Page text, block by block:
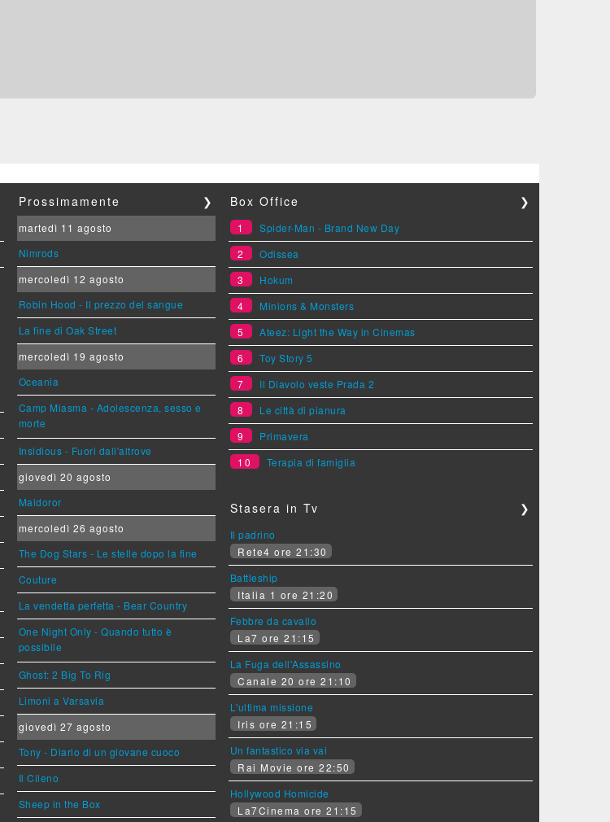
Prossimamente ❯
martedì 11 agosto
Nimrods
mercoledì 12 agosto
Robin Hood - Il prezzo del sangue
La fine di Oak Street
mercoledì 19 agosto
Oceania
Camp Miasma - Adolescenza, sesso e
morte
Insidious - Fuori dall'altrove
giovedì 20 agosto
Maldoror
mercoledì 26 agosto
The Dog Stars - Le stelle dopo la fine
Couture
La vendetta perfetta - Bear Country
One Night Only - Quando tutto è
possibile
Ghost: 2 Big To Rig
Limoni a Varsavia
giovedì 27 agosto
Tony - Diario di un giovane cuoco
Il Cileno
Sheep in the Box
Box Office ❯
1
Spider-Man - Brand New Day
2
Odissea
3
Hokum
4
Minions & Monsters
5
Ateez: Light the Way in Cinemas
6
Toy Story 5
7
Il Diavolo veste Prada 2
8
Le città di pianura
9
Primavera
10
Terapia di famiglia
Stasera in Tv ❯
Il padrino
Rete4 ore 21:30
Battleship
Italia 1 ore 21:20
Febbre da cavallo
La7 ore 21:15
La Fuga dell'Assassino
Canale 20 ore 21:10
L'ultima missione
Iris ore 21:15
Un fantastico via vai
Rai Movie ore 22:50
Hollywood Homicide
La7Cinema ore 21:15